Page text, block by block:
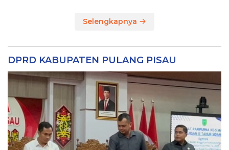
Selengkapnya
DPRD KABUPATEN PULANG PISAU